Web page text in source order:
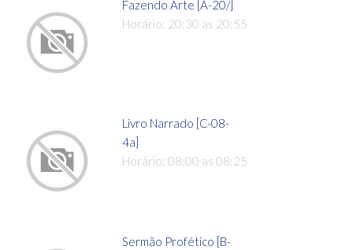
Fazendo Arte [A-20/]
Horário: 20:30 as 20:55
Livro Narrado [C-08-
4a]
Horário: 08:00 as 08:25
Sermão Profético [B-